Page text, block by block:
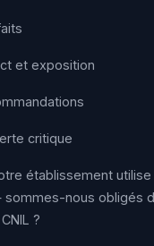
et exposition
critique
établissement utilise
nous obligés
?